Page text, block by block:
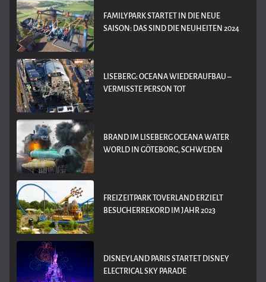
FAMILYPARK STARTET IN DIE NEUE
SAISON: DAS SIND DIE NEUHEITEN 2024
LISEBERG: OCEANA WIEDERAUFBAU –
VERMISSTE PERSON TOT
BRAND IM LISEBERG OCEANA WATER
WORLD IN GÖTEBORG, SCHWEDEN
FREIZEITPARK TOVERLAND ERZIELT
BESUCHERREKORD IM JAHR 2023
DISNEYLAND PARIS STARTET DISNEY
ELECTRICAL SKY PARADE